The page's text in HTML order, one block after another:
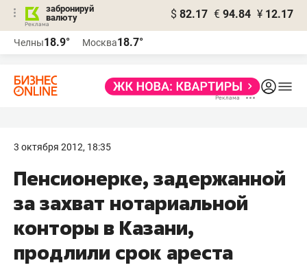
забронируй
валюту
$ 82.17 € 94.84 ¥ 12.17
Челны18.9° Москва18.7°
3 октября 2012, 18:35
Пенсионерке, задержанной
за захват нотариальной
конторы в Казани,
продлили срок ареста